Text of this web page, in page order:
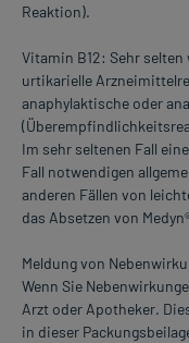
Reaktion).
Vitamin B12: Sehr
urtikarielle
anaphylaktische oder
Im sehr seltenen Fall
Fall notwendigen
anderen Fällen von
das Absetzen von
Meldung von
Wenn Sie
Arzt oder Apotheker.
in dieser